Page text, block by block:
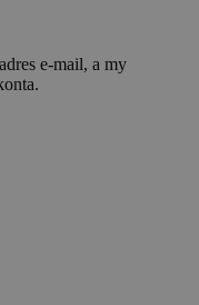
e-mail, a my